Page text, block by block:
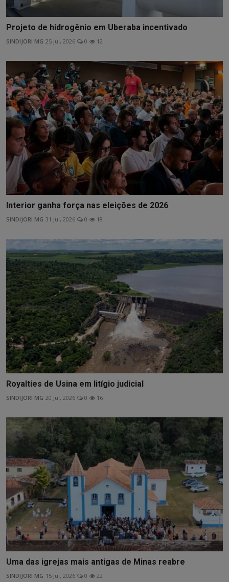
Projeto de hidrogênio em Uberaba incentivado
SINDIJORI MG 25 Jul, 2026 0 12
Interior ganha força nas eleições de 2026
SINDIJORI MG 31 Jul, 2026 0 18
Royalties de Usina em litígio judicial
SINDIJORI MG 20 Jul, 2026 0 16
Uma das igrejas mais antigas de Minas reabre
SINDIJORI MG 15 Jul, 2026 0 22